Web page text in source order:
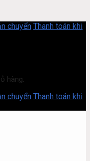
chuyển Thanh toán khi
hàng.
chuyển Thanh toán khi